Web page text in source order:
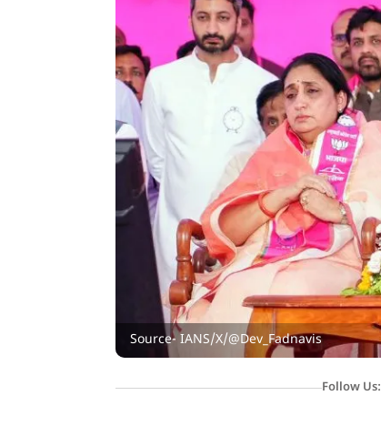
Source- IANS/X/@Dev_Fadnavis
Follow Us: